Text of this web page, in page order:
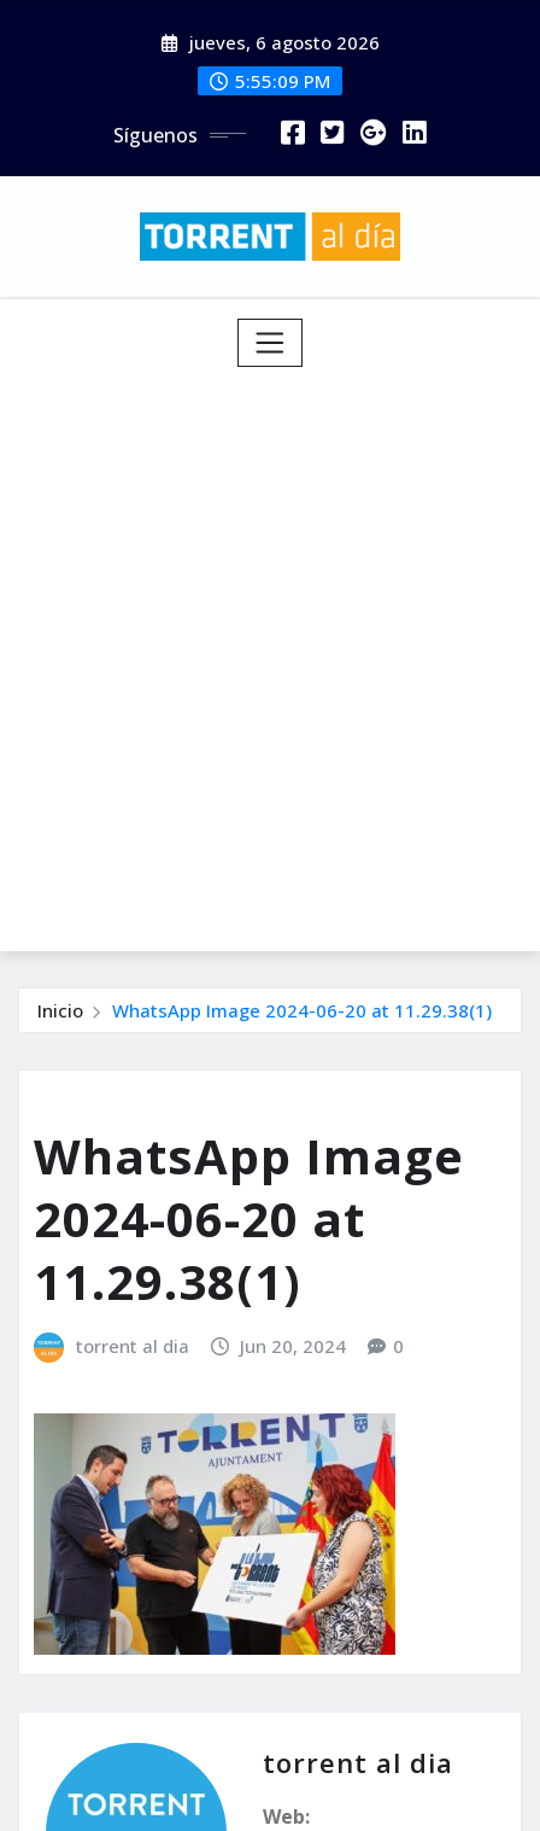
jueves, 6 agosto 2026
5:55:11 PM
Síguenos
Inicio WhatsApp Image 2024-06-20 at 11.29.38(1)
WhatsApp Image
2024-06-20 at
11.29.38(1)
torrent al dia Jun 20, 2024 0
torrent al dia
Web: